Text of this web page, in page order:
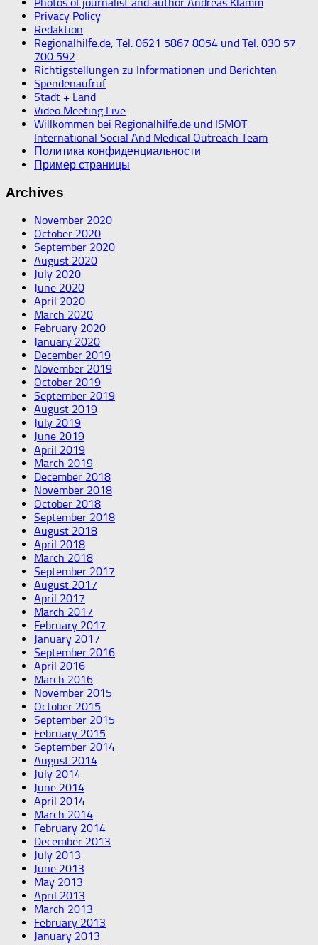
Privacy Policy
Redaktion
Regionalhilfe.de, Tel. 0621 5867 8054 und Tel. 030 57
700 592
Richtigstellungen zu Informationen und Berichten
Spendenaufruf
Stadt + Land
Video Meeting Live
Willkommen bei Regionalhilfe.de und ISMOT
International Social And Medical Outreach Team
Политика конфиденциальности
Пример страницы
Archives
November 2020
October 2020
September 2020
August 2020
July 2020
June 2020
April 2020
March 2020
February 2020
January 2020
December 2019
November 2019
October 2019
September 2019
August 2019
July 2019
June 2019
April 2019
March 2019
December 2018
November 2018
October 2018
September 2018
August 2018
April 2018
March 2018
September 2017
August 2017
April 2017
March 2017
February 2017
January 2017
September 2016
April 2016
March 2016
November 2015
October 2015
September 2015
February 2015
September 2014
August 2014
July 2014
June 2014
April 2014
March 2014
February 2014
December 2013
July 2013
June 2013
May 2013
April 2013
March 2013
February 2013
January 2013